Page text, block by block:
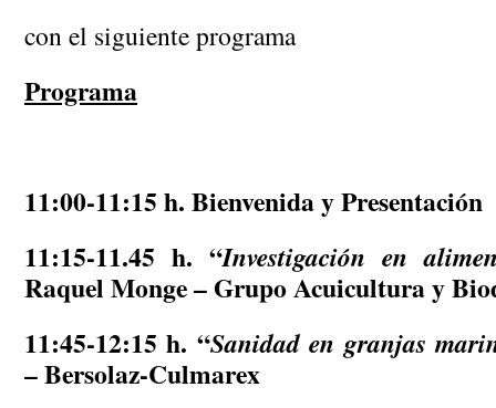
con el siguiente programa
Programa
11:00-11:15 h. Bienvenida y Presentación
11:15-11.45 h. “Investigación en
Raquel Monge – Grupo Acuicultura y
11:45-12:15 h. “Sanidad en granjas
– Bersolaz-Culmarex